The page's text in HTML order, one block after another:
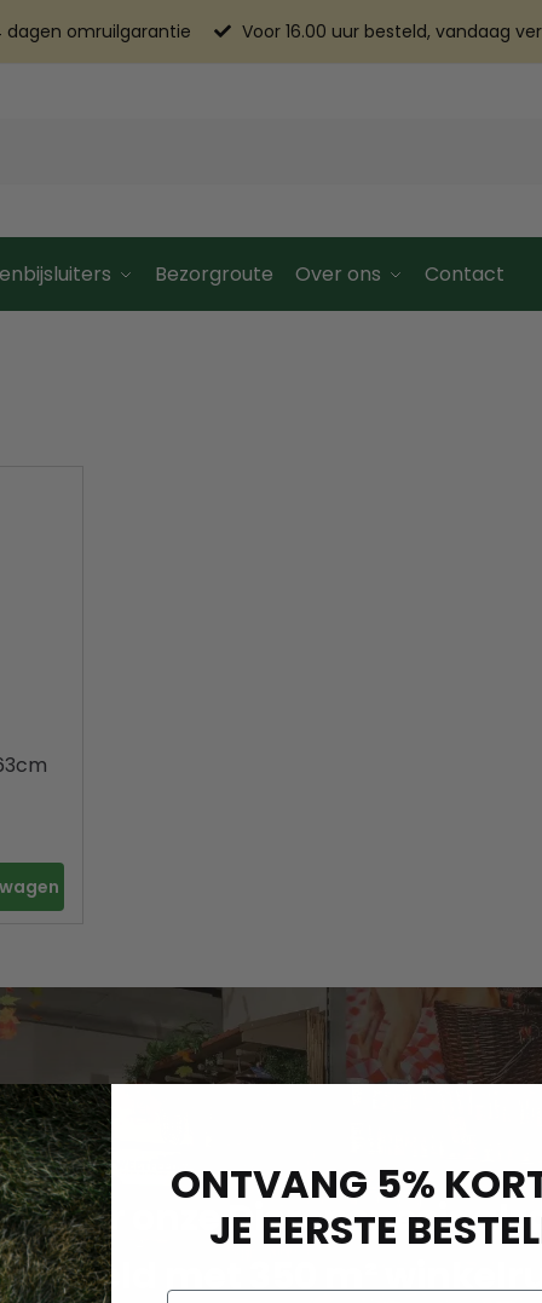
dagen omruilgarantie Voor 16.00 uur besteld, vandaag
Bezorgroute Over ons Contact
naar onze
met 350 m²
ONTVANG 5%
JE EERSTE